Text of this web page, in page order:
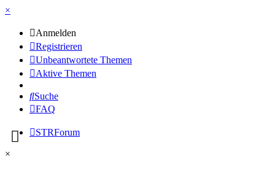
×
Anmelden
Registrieren
Unbeantwortete Themen
Aktive Themen
Suche
FAQ
STRForum
×